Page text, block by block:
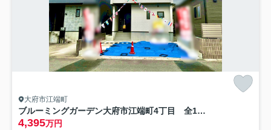
大府市江端町
ブルーミングガーデン大府市江端町4丁目 全1棟 新築戸建
4,395万円